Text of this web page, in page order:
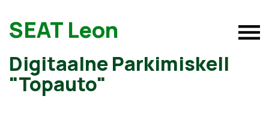
SEAT Leon
Digitaalne Parkimiskell
"Topauto"